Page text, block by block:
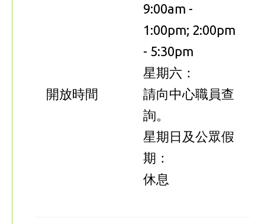
開放時間
9:00am -
1:00pm; 2:00pm
- 5:30pm
星期六：
請向中心職員查
詢。
星期日及公眾假
期：
休息